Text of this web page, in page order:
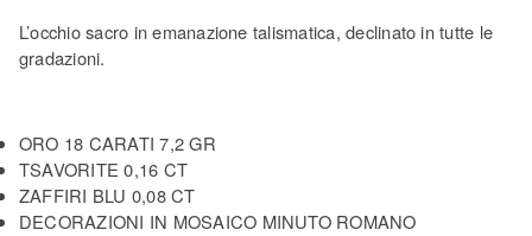
L’occhio sacro in emanazione talismatica, declinato in tutte le
gradazioni.
ORO 18 CARATI 7,2 GR
TSAVORITE 0,16 CT
ZAFFIRI BLU 0,08 CT
DECORAZIONI IN MOSAICO MINUTO ROMANO